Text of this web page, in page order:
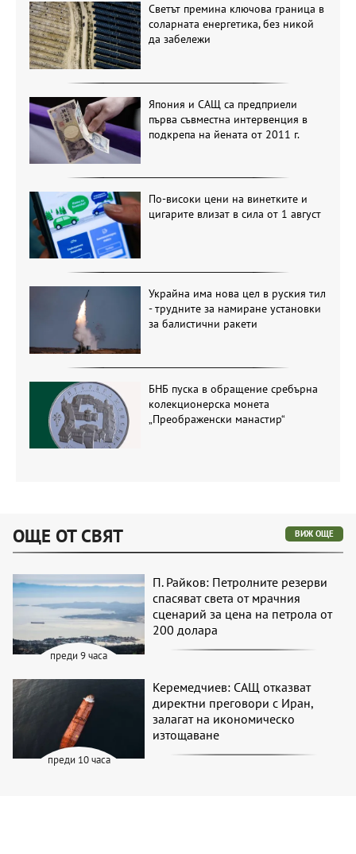
Светът премина ключова граница в
соларната енергетика, без никой
да забележи
Япония и САЩ са предприели
първа съвместна интервенция в
подкрепа на йената от 2011 г.
По-високи цени на винетките и
цигарите влизат в сила от 1 август
Украйна има нова цел в руския тил
- трудните за намиране установки
за балистични ракети
БНБ пуска в обращение сребърна
колекционерска монета
„Преображенски манастир“
ОЩЕ ОТ СВЯТ ВИЖ ОЩЕ
преди 9 часа
П. Райков: Петролните резерви
спасяват света от мрачния
сценарий за цена на петрола от
200 долара
преди 10 часа
Керемедчиев: САЩ отказват
директни преговори с Иран,
залагат на икономическо
изтощаване